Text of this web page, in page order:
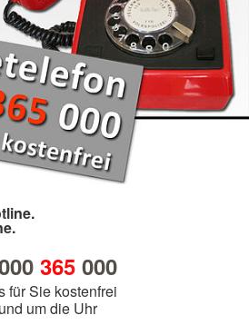
365000
für Sie kostenfrei
um die Uhr